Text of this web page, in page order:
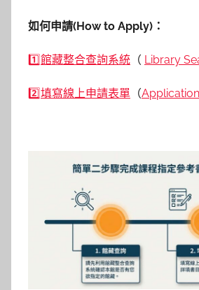
如何申請(How to Apply)：
1️⃣館藏整合查詢系統 （ Library
2️⃣填寫線上申請表單 （